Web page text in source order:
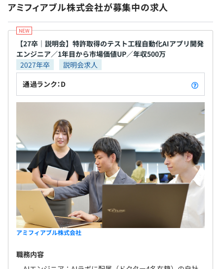
【開発環境】
・言語：Python3
・フレームワーク：FastAPI
・開発ツール：mypy、ruff、uv、VSCode、GitHub
Copilot
・バージョン管理：Git／GitHub
・テスト：pytest、Playwright など
・CI/CD：GitHub Actions、AWS CodePipeline
・インフラ：AWS（EC2／Lambda／S3／RDS …）
人事考課については、マイナーチェンジを繰り返しなが
ら、エンジニアによる最高のパフォーマンスに、最大の評
価で応えられるように仕組化を繰り返しています。
エンジニアもコンサルタントも和気あいあいと笑顔溢れる
アミフィアブル株式会社が募集中の求人
【27卒｜説明会】特許取得のテスト工程自動化AIアプリ開発
エンジニア／1年目から市場価値UP／年収500万
2027年卒
説明会求人
通過ランク：D
アミフィアブル株式会社
職務内容